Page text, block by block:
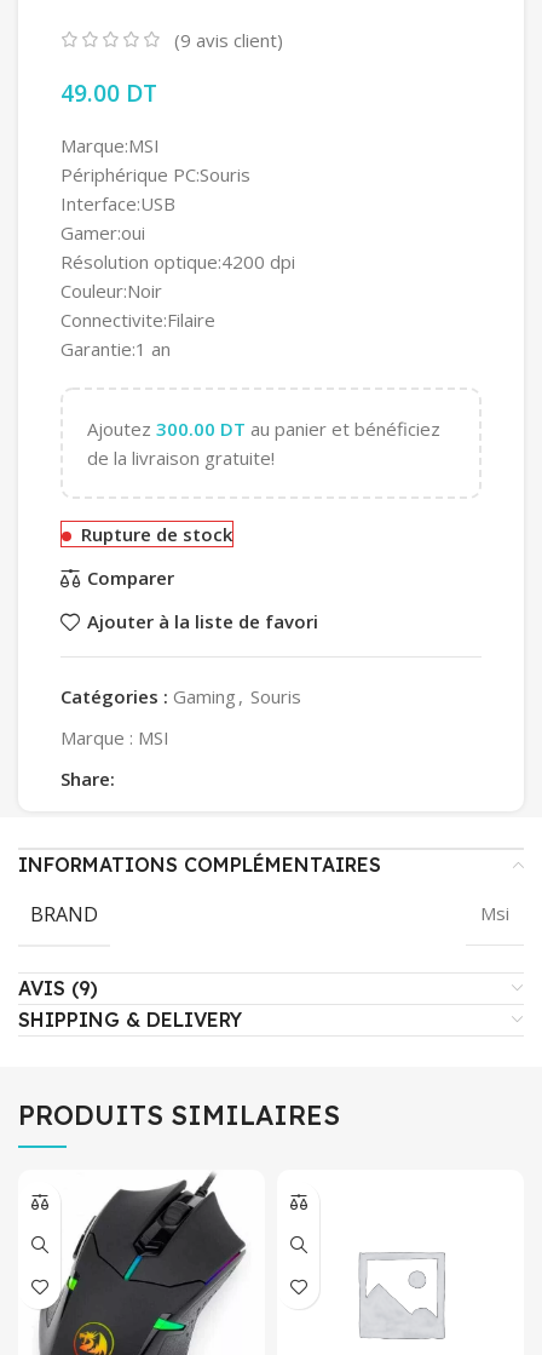
(9 avis client)
49.00 DT
Marque:MSI
Périphérique PC:Souris
Interface:USB
Gamer:oui
Résolution optique:4200 dpi
Couleur:Noir
Connectivite:Filaire
Garantie:1 an
Ajoutez 300.00 DT au panier et bénéficiez
de la livraison gratuite!
Rupture de stock
Comparer
Ajouter à la liste de favori
Catégories : Gaming , Souris
Marque : MSI
Share:
INFORMATIONS COMPLÉMENTAIRES
BRAND Msi
AVIS (9)
SHIPPING & DELIVERY
PRODUITS SIMILAIRES